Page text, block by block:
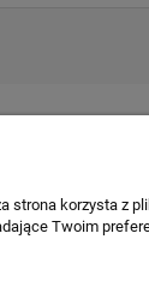
strona korzysta z
Twoim